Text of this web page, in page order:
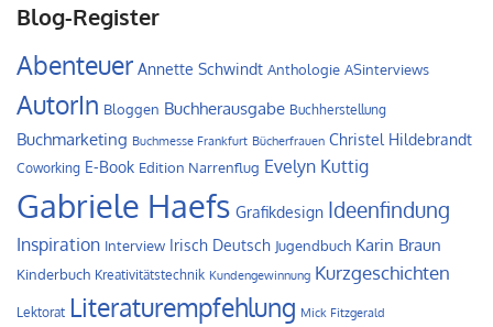
Blog-Register
Abenteuer Annette Schwindt Anthologie ASinterviews
AutorIn Bloggen Buchherausgabe Buchherstellung
Buchmarketing Buchmesse Frankfurt Bücherfrauen Christel Hildebrandt
Coworking E-Book Edition Narrenflug Evelyn Kuttig
Gabriele Haefs Grafikdesign Ideenfindung
Inspiration Interview Irisch Deutsch Jugendbuch Karin Braun
Kinderbuch Kreativitätstechnik Kundengewinnung Kurzgeschichten
Lektorat Literaturempfehlung Mick Fitzgerald